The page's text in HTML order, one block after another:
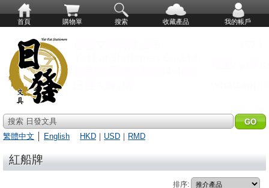
首頁 購物單 搜索 收藏產品 我的帳戶
搜索 日發文具
繁體中文
English HKD ｜ USD ｜ RMD
紅船牌
排序: